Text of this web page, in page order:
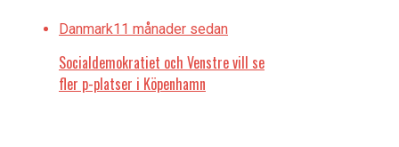
Danmark11 månader sedan
Socialdemokratiet och Venstre vill se
fler p-platser i Köpenhamn